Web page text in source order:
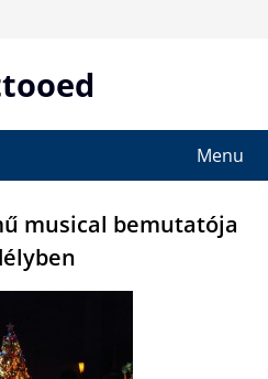
Menu
musical bemutatója